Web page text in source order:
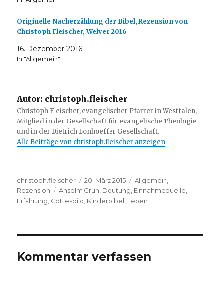
Originelle Nacherzählung der Bibel, Rezension von
Christoph Fleischer, Welver 2016
16. Dezember 2016
In "Allgemein"
Autor: christoph.fleischer
Christoph Fleischer, evangelischer Pfarrer in Westfalen,
Mitglied in der Gesellschaft für evangelische Theologie
und in der Dietrich Bonhoeffer Gesellschaft.
Alle Beiträge von christoph.fleischer anzeigen
Autor
christoph.fleischer
Veröffentlicht
am
20. März 2015 Kategorien
Allgemein
Rezension
Schlagwörter
Anselm Grün Deutung Einnahmequelle
Erfahrung Gottesbild Kinderbibel Leben
Kommentar verfassen